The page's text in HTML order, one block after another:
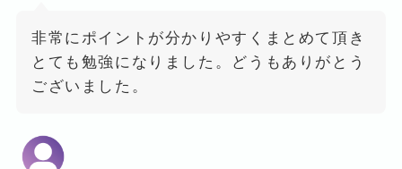
非常にポイントが分かりやすくまとめて頂き
とても勉強になりました。どうもありがとう
ございました。